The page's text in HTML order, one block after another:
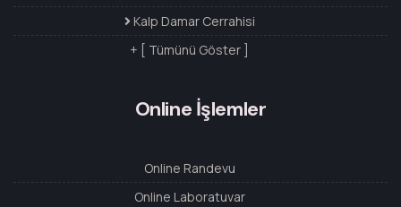
Kalp Damar Cerrahisi
+ [ Tümünü Göster ]
Online İşlemler
Online Randevu
Online Laboratuvar